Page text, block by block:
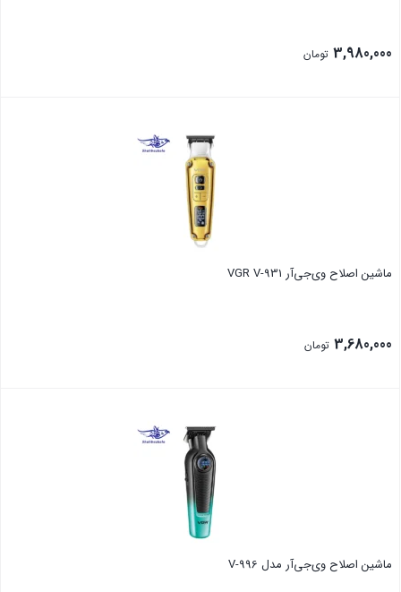
3,980,000 تومان
ماشین اصلاح وی‌جی‌آر VGR V-931
3,680,000 تومان
ماشین اصلاح وی‌جی‌آر مدل V-996